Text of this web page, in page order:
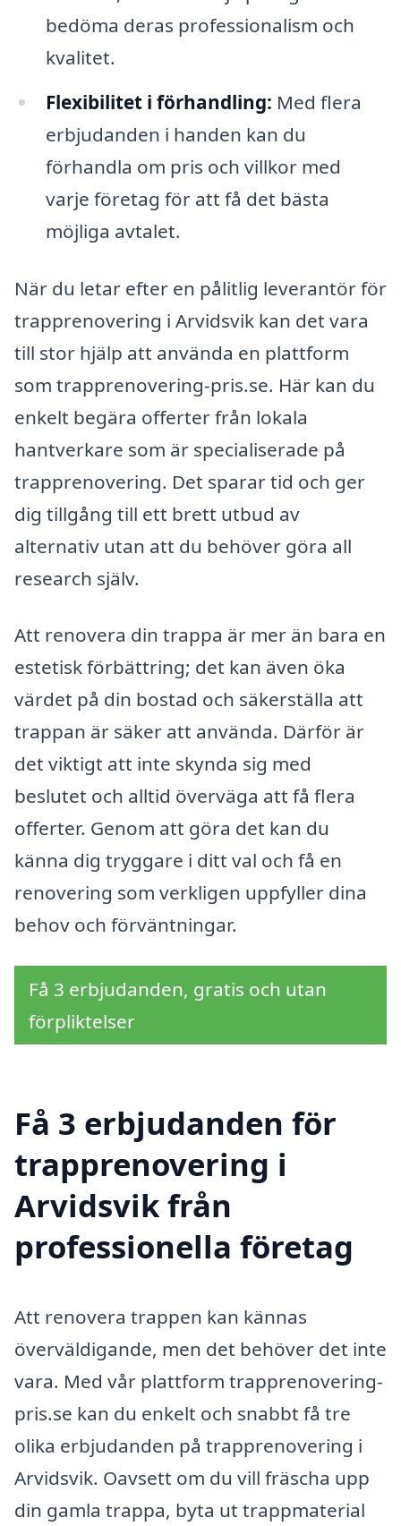
bedöma deras professionalism och
kvalitet.
Flexibilitet i förhandling: Med flera
erbjudanden i handen kan du
förhandla om pris och villkor med
varje företag för att få det bästa
möjliga avtalet.
När du letar efter en pålitlig leverantör för
trapprenovering i Arvidsvik kan det vara
till stor hjälp att använda en plattform
som trapprenovering-pris.se. Här kan du
enkelt begära offerter från lokala
hantverkare som är specialiserade på
trapprenovering. Det sparar tid och ger
dig tillgång till ett brett utbud av
alternativ utan att du behöver göra all
research själv.
Att renovera din trappa är mer än bara en
estetisk förbättring; det kan även öka
värdet på din bostad och säkerställa att
trappan är säker att använda. Därför är
det viktigt att inte skynda sig med
beslutet och alltid överväga att få flera
offerter. Genom att göra det kan du
känna dig tryggare i ditt val och få en
renovering som verkligen uppfyller dina
behov och förväntningar.
Få 3 erbjudanden, gratis och utan
förpliktelser
Få 3 erbjudanden för
trapprenovering i
Arvidsvik från
professionella företag
Att renovera trappen kan kännas
överväldigande, men det behöver det inte
vara. Med vår plattform trapprenovering-
pris.se kan du enkelt och snabbt få tre
olika erbjudanden på trapprenovering i
Arvidsvik. Oavsett om du vill fräscha upp
din gamla trappa, byta ut trappmaterial